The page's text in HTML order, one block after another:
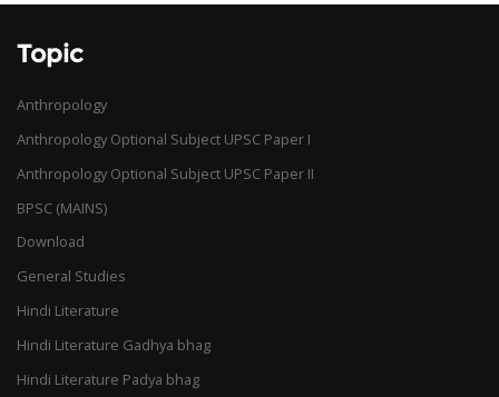
Topic
Anthropology
Anthropology Optional Subject UPSC Paper I
Anthropology Optional Subject UPSC Paper II
BPSC (MAINS)
Download
General Studies
Hindi Literature
Hindi Literature Gadhya bhag
Hindi Literature Padya bhag